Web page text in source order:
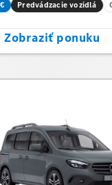
Predvádzacie vozidlá
Zobraziť ponuku